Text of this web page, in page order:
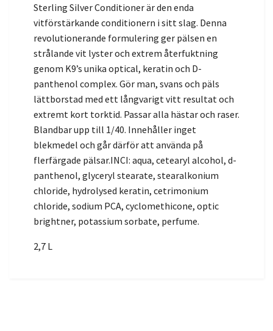
Sterling Silver Conditioner är den enda
vitförstärkande conditionern i sitt slag. Denna
revolutionerande formulering ger pälsen en
strålande vit lyster och extrem återfuktning
genom K9’s unika optical, keratin och D-
panthenol complex. Gör man, svans och päls
lättborstad med ett långvarigt vitt resultat och
extremt kort torktid. Passar alla hästar och raser.
Blandbar upp till 1/40. Innehåller inget
blekmedel och går därför att använda på
flerfärgade pälsar.INCI: aqua, cetearyl alcohol, d-
panthenol, glyceryl stearate, stearalkonium
chloride, hydrolysed keratin, cetrimonium
chloride, sodium PCA, cyclomethicone, optic
brightner, potassium sorbate, perfume.
2,7 L